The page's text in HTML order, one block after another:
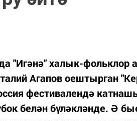
"Игәнә" халык-фольклор
Агапов оештырган
фестивалендә
белән бүләкләнде. Ә